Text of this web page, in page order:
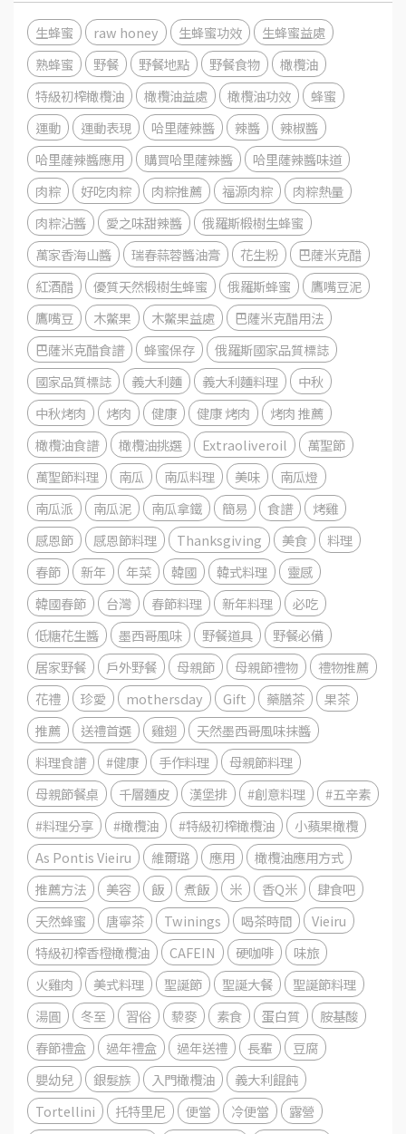
生蜂蜜 raw honey 生蜂蜜功效
生蜂蜜益處
熟蜂蜜
野餐 野餐地點 野餐食物
橄欖油
特級初榨橄欖油
橄欖油益處 橄欖油功效
蜂蜜
運動
運動表現 哈里薩辣醬 辣醬
辣椒醬
哈里薩辣醬應用
購買哈里薩辣醬
哈里薩辣醬味道
肉粽
好吃肉粽 肉粽推薦 福源肉粽
肉粽熱量
肉粽沾醬
愛之味甜辣醬
俄羅斯椴樹生蜂蜜
萬家香海山醬
瑞春蒜蓉醬油膏 花生粉
巴薩米克醋
紅酒醋
優質天然椴樹生蜂蜜 俄羅斯蜂蜜
鷹嘴豆泥
鷹嘴豆
木鱉果 木鱉果益處
巴薩米克醋用法
巴薩米克醋食譜
蜂蜜保存
俄羅斯國家品質標誌
國家品質標誌
義大利麵 義大利麵料理
中秋
中秋烤肉
烤肉 健康 健康 烤肉
烤肉 推薦
橄欖油食譜
橄欖油挑選 Extraoliveroil
萬聖節
萬聖節料理
南瓜 南瓜料理 美味
南瓜燈
南瓜派
南瓜泥 南瓜拿鐵 簡易 食譜
烤雞
感恩節
感恩節料理 Thanksgiving 美食
料理
春節
新年 年菜 韓國 韓式料理
靈感
韓國春節
台灣 春節料理 新年料理
必吃
低糖花生醬
墨西哥風味 野餐道具
野餐必備
居家野餐
戶外野餐 母親節 母親節禮物
禮物推薦
花禮
珍愛 mothersday Gift 藥膳茶
果茶
推薦
送禮首選 雞翅
天然墨西哥風味抹醬
料理食譜
#健康 手作料理
母親節料理
母親節餐桌
千層麵皮 漢堡排 #創意料理
#五辛素
#料理分享
#橄欖油 #特級初榨橄欖油
小蘋果橄欖
As Pontis Vieiru
維爾璐 應用
橄欖油應用方式
推薦方法
美容 飯 煮飯 米 香Q米
肆食吧
天然蜂蜜
唐寧茶 Twinings 喝茶時間
Vieiru
特級初榨香橙橄欖油
CAFEIN 硬咖啡
味旅
火雞肉
美式料理 聖誕節 聖誕大餐
聖誕節料理
湯圓
冬至 習俗 藜麥 素食 蛋白質
胺基酸
春節禮盒
過年禮盒 過年送禮 長輩
豆腐
嬰幼兒
銀髮族 入門橄欖油
義大利餛飩
Tortellini
托特里尼 便當 冷便當
露營